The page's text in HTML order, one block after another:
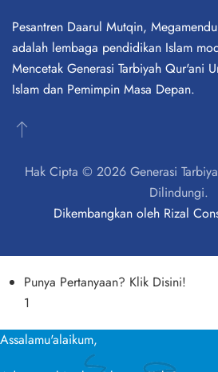
Pesantren Daarul Mutqin,
adalah lembaga pendidikan Islam
Mencetak Generasi Tarbiyah Qur'ani
Islam dan Pemimpin Masa Depan.
Hak Cipta © 2026 Generasi
Dilindungi.
Dikembangkan oleh Rizal
Punya Pertanyaan? Klik Disini!
1
Assalamu'alaikum,